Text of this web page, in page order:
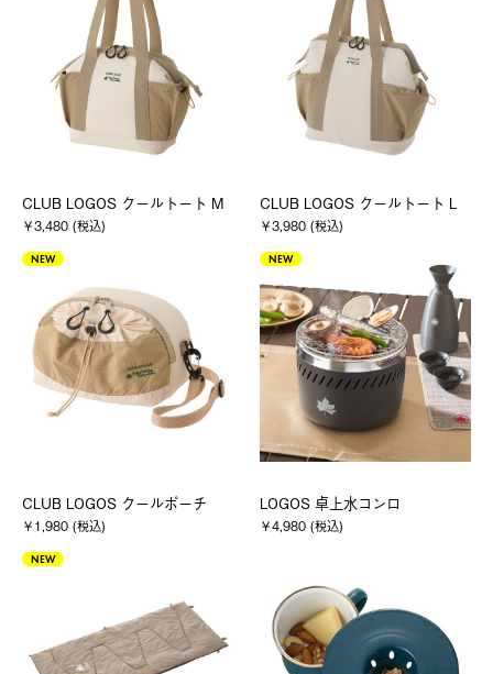
CLUB LOGOS クールトート M
￥3,480 (税込)
CLUB LOGOS クールトート L
￥3,980 (税込)
NEW
CLUB LOGOS クールポーチ
￥1,980 (税込)
NEW
LOGOS 卓上水コンロ
￥4,980 (税込)
NEW